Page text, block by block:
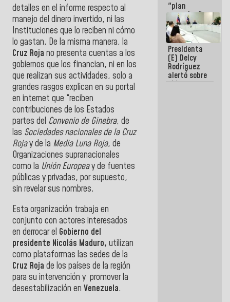
detalles en el informe respecto al
manejo del dinero invertido, ni las
Instituciones que lo reciben ni cómo
lo gastan. De la misma manera, la
Cruz Roja no presenta cuentas a los
gobiernos que los financian, ni en los
que realizan sus actividades, solo a
grandes rasgos explican en su portal
en internet que “reciben
contribuciones de los Estados
partes del Convenio de Ginebra, de
las Sociedades nacionales de la Cruz
Rojay de la Media Luna Roja, de
Organizaciones supranacionales
como la Unión Europeay de fuentes
públicas y privadas, por supuesto,
sin revelar sus nombres.
Esta organización trabaja en
conjunto con actores interesados
en derrocar el Gobierno del
presidente Nicolás Maduro, utilizan
como plataformas las sedes de la
Cruz Roja de los países de la región
para su intervención y promover la
desestabilización en Venezuela.
"plan
enjambre"
de La Sayo
para
sabotear el
diálogo y
promover el
caos
Presidenta
(E) Delcy
Rodríguez
alertó sobre
el impacto